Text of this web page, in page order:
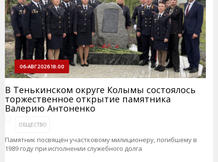
06-АВГ 2026 18:00
В Тенькинском округе Колымы состоялось
торжественное открытие памятника
Валерию Антоненко
ОБЩЕСТВО
Памятник посвящён участковому милиционеру, погибшему в
1989 году при исполнении служебного долга